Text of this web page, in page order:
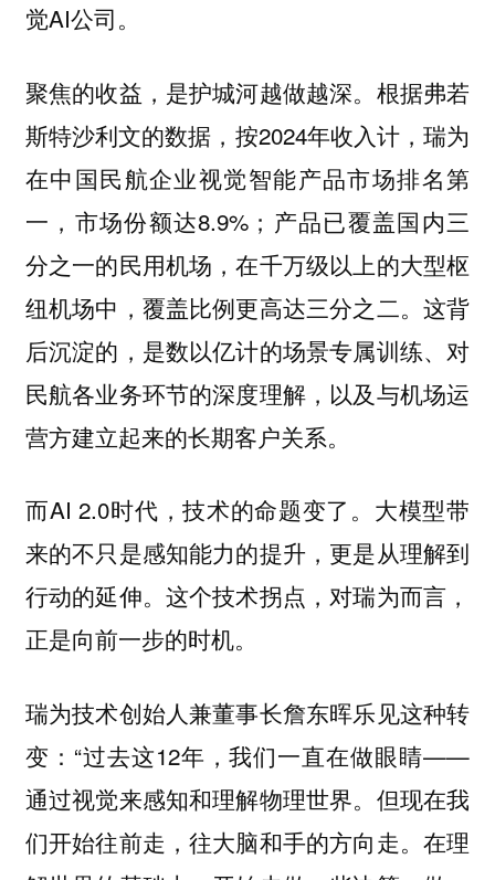
觉AI公司。
聚焦的收益，是护城河越做越深。根据弗若
斯特沙利文的数据，按2024年收入计，瑞为
在中国民航企业视觉智能产品市场排名第
一，市场份额达8.9%；产品已覆盖国内三
分之一的民用机场，在千万级以上的大型枢
纽机场中，覆盖比例更高达三分之二。这背
后沉淀的，是数以亿计的场景专属训练、对
民航各业务环节的深度理解，以及与机场运
营方建立起来的长期客户关系。
而AI 2.0时代，技术的命题变了。大模型带
来的不只是感知能力的提升，更是从理解到
行动的延伸。这个技术拐点，对瑞为而言，
正是向前一步的时机。
瑞为技术创始人兼董事长詹东晖乐见这种转
变：“过去这12年，我们一直在做眼睛——
通过视觉来感知和理解物理世界。但现在我
们开始往前走，往大脑和手的方向走。在理